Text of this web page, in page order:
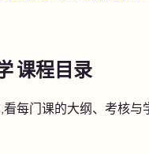
课程目录
每门课的大纲、考核与